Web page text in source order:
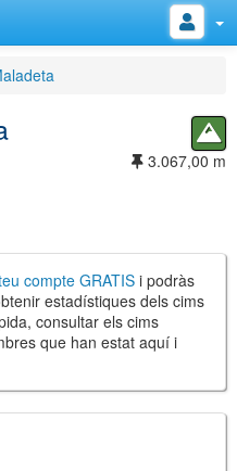
3.067,00 m
compte GRATIS i podràs
estadístiques dels cims
consultar els cims
que han estat aquí i